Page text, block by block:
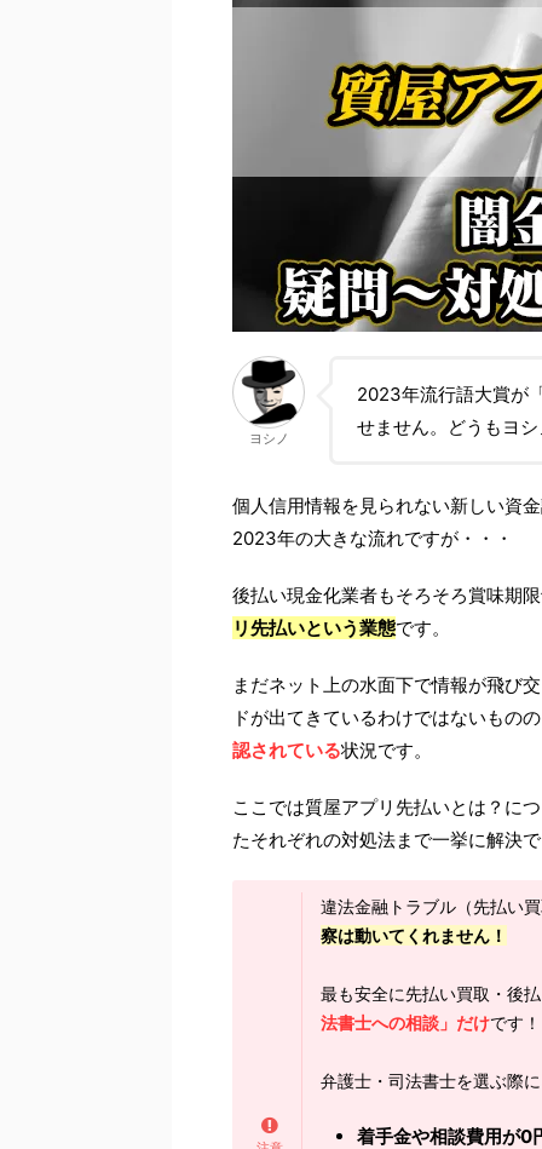
ヨシノ
2023年流行語大賞が
せません。どうもヨ
個人信用情報を見られない新しい資
2023年の大きな流れですが・・・
後払い現金化業者もそろそろ賞味期
リ先払いという業態です。
まだネット上の水面下で情報が飛び
ドが出てきているわけではないもの
認されている状況です。
ここでは質屋アプリ先払いとは？に
たそれぞれの対処法まで一挙に解決
違法金融トラブル（先払い
察は動いてくれません！
最も安全に先払い買取・後
法書士への相談」だけです！
弁護士・司法書士を選ぶ際
着手金や相談費用が0